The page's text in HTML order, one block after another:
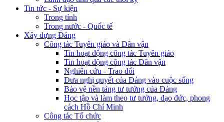
Tin tức - Sự kiện
Trong tỉnh
Trong nước - Quốc tế
Xây dựng Đảng
Công tác Tuyên giáo và Dân vận
Tin hoạt động công tác Tuyên giáo
Tin hoạt động công tác Dân vận
Nghiên cứu - Trao đổi
Đưa nghị quyết của Đảng vào cuộc sống
Bảo vệ nền tảng tư tưởng của Đảng
Học tập và làm theo tư tưởng, đạo đức, phong
cách Hồ Chí Minh
Công tác Tổ chức